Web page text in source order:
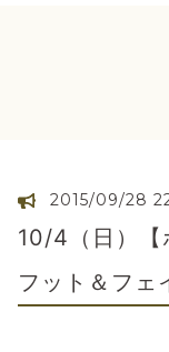
2015/09/28
10/4（日）
フット＆フ